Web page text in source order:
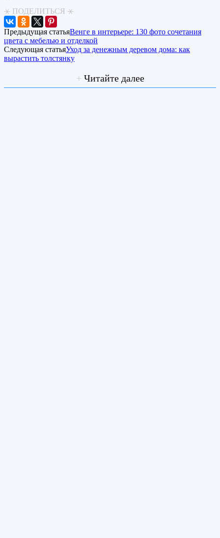
⚹ ПОДЕЛИТЬСЯ ⚹
Предыдущая статьяВенге в интерьере: 130 фото сочетания
цвета с мебелью и отделкой
Следующая статьяУход за денежным деревом дома: как
вырастить толстянку
+ Читайте далее